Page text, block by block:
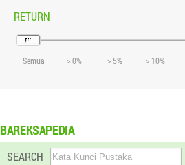
RETURN
Semua > 0% > 5% > 10%
BAREKSAPEDIA
SEARCH